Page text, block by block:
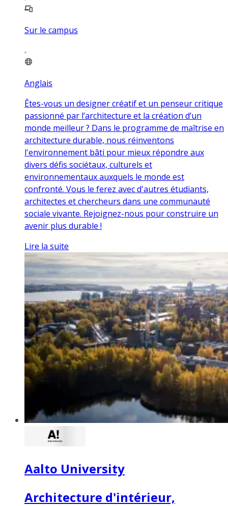
Sur le campus
Anglais
Êtes-vous un designer créatif et un penseur critique
passionné par l’architecture et la création d’un
monde meilleur ? Dans le programme de maîtrise en
architecture durable, nous réinventons
l'environnement bâti pour mieux répondre aux
divers défis sociétaux, culturels et
environnementaux auxquels le monde est
confronté. Vous le ferez avec d'autres étudiants,
architectes et chercheurs dans une communauté
sociale vivante. Rejoignez-nous pour construire un
avenir plus durable !
Lire la suite
Aalto University
Architecture d'intérieur,